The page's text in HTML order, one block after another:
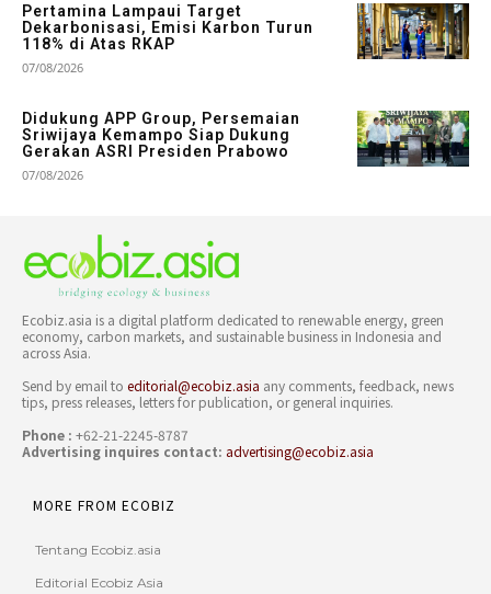
Pertamina Lampaui Target
Dekarbonisasi, Emisi Karbon Turun
118% di Atas RKAP
07/08/2026
Didukung APP Group, Persemaian
Sriwijaya Kemampo Siap Dukung
Gerakan ASRI Presiden Prabowo
07/08/2026
Ecobiz.asia is a digital platform dedicated to renewable energy, green
economy, carbon markets, and sustainable business in Indonesia and
across Asia.
Send by email to editorial@ecobiz.asia any comments, feedback, news
tips, press releases, letters for publication, or general inquiries.
Phone : +62-21-2245-8787
Advertising inquires contact: advertising@ecobiz.asia
MORE FROM ECOBIZ
Tentang Ecobiz.asia
Editorial Ecobiz Asia